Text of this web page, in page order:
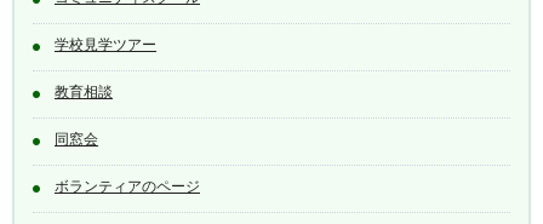
学校見学ツアー
教育相談
同窓会
ボランティアのページ